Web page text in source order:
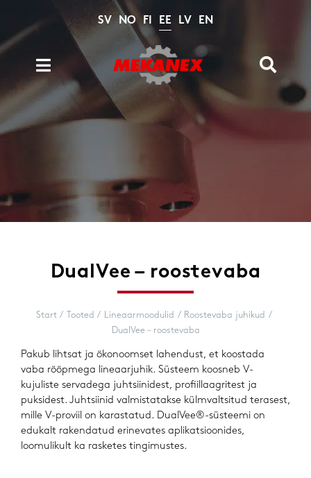
content
SV NO FI EE LV EN
Toggle
Navigation
Arhiiv
Toggle
for:
DualVee – roostevaba
Start Tooted Lineaarmoodulid
Roostevaba juhikud
DualVee – roostevaba
Pakub lihtsat ja ökonoomset lahendust, et koostada
vaba rööpmega lineaarjuhik. Süsteem koosneb V-
kujuliste servadega juhtsiinidest, profiillaagritest ja
puksidest. Juhtsiinid valmistatakse külmvaltsitud terasest,
mille V-proviil on karastatud. DualVee®-süsteemi on
edukalt rakendatud erinevates aplikatsioonides,
loomulikult ka rasketes tingimustes.